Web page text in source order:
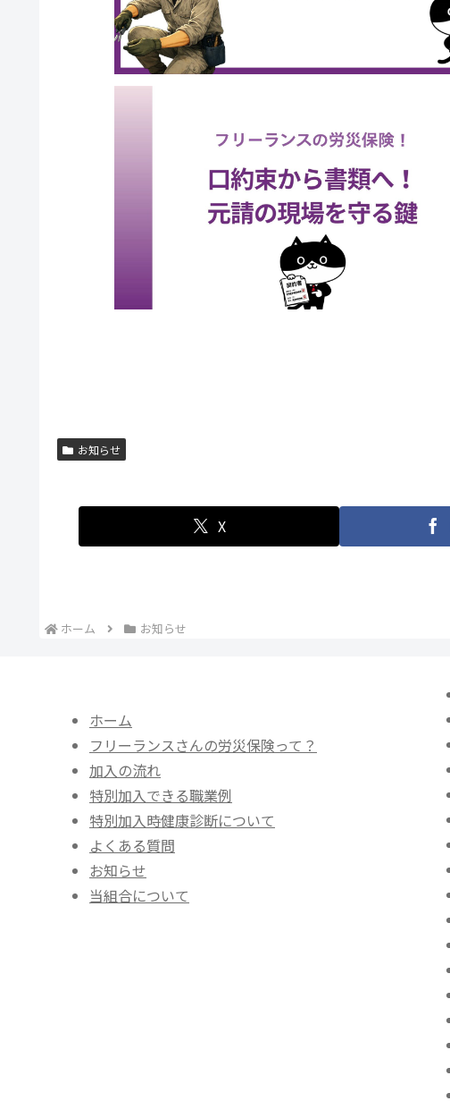
お知らせ
X
ホーム お知らせ
ホーム
フリーランスさんの労災保険って？
加入の流れ
特別加入できる職業例
特別加入時健康診断について
よくある質問
お知らせ
当組合について